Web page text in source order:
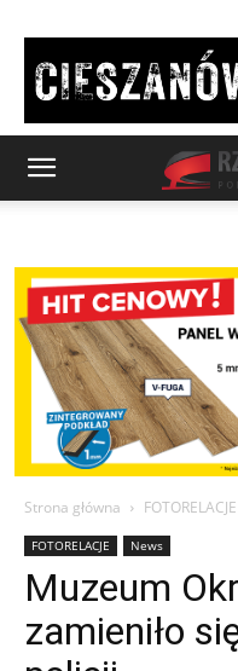
Strona główna FOTORELACJE
FOTORELACJE News
Muzeum
zamieniło